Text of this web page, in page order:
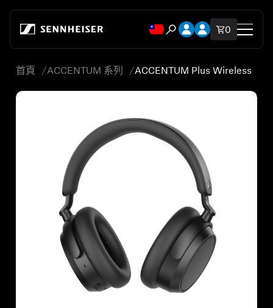
開啟搜尋互動視窗
開啟帳號下拉式選單
開啟帳號下拉式選單
購物車內
0
商店
所有音響組合
備用零件與配件
首頁 ACCENTUM 系列 ACCENTUM Plus Wireless